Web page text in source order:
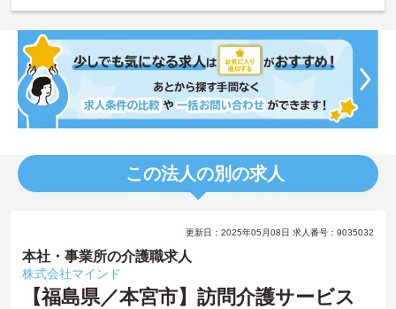
この法人の別の求人
更新日：2025年05月08日 求人番号：9035032
本社・事業所の介護職求人
株式会社マインド
【福島県／本宮市】訪問介護サービス